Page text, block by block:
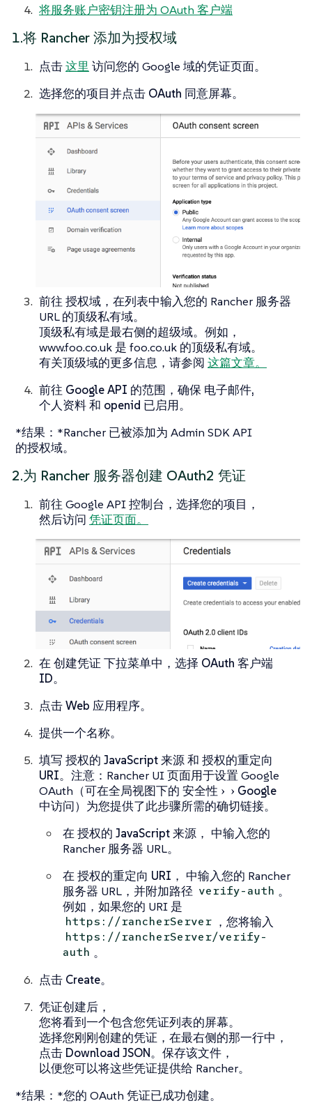
将服务账户密钥注册为 OAuth 客户端
1.将 Rancher 添加为授权域
点击这里 访问您的 Google 域的凭证页面。
选择您的项目并点击 OAuth 同意屏幕。
前往 授权域 ，在列表中输入您的 Rancher 服务器
URL 的顶级私有域。
顶级私有域是最右侧的超级域。例如，
www.foo.co.uk 是 foo.co.uk 的顶级私有域。
有关顶级域的更多信息，请参阅 这篇文章。
前往 Google API 的范围 ，确保 电子邮件,
个人资料和 openid 已启用。
*结果：*Rancher 已被添加为 Admin SDK API
的授权域。
2.为 Rancher 服务器创建 OAuth2 凭证
前往 Google API 控制台，选择您的项目，
然后访问 凭证页面。
在 创建凭证 下拉菜单中，选择 OAuth 客户端
ID。
点击Web 应用程序。
提供一个名称。
填写 授权的 JavaScript 来源和 授权的重定向
URI。注意：Rancher UI 页面用于设置 Google
OAuth（可在全局视图下的 安全性
Google
中访问）为您提供了此步骤所需的确切链接。
在 授权的 JavaScript 来源， 中输入您的
Rancher 服务器 URL。
在 授权的重定向 URI， 中输入您的 Rancher
服务器 URL，并附加路径 verify-auth 。
例如，如果您的 URI 是
https://rancherServer ，您将输入
https://rancherServer/verify-
auth 。
点击 Create。
凭证创建后，
您将看到一个包含您凭证列表的屏幕。
选择您刚刚创建的凭证，在最右侧的那一行中，
点击 Download JSON。保存该文件，
以便您可以将这些凭证提供给 Rancher。
*结果：*您的 OAuth 凭证已成功创建。